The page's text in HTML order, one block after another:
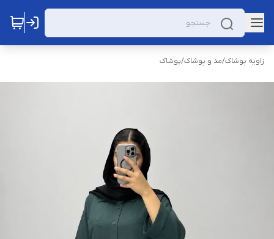
زاویه پوشاک/مد و پوشاک/پوشاک